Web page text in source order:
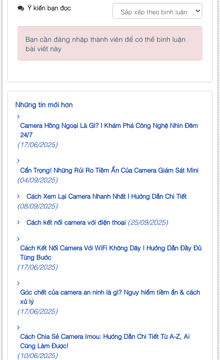
Ý kiến bạn đọc
Bạn cần đăng nhập thành viên để có thể bình luận
bài viết này
Những tin mới hơn
Camera Hồng Ngoại Là Gì? | Khám Phá Công Nghệ Nhìn Đêm
24/7
(17/06/2025)
Cẩn Trọng! Những Rủi Ro Tiềm Ẩn Của Camera Giám Sát Mini
(04/09/2025)
Cách Xem Lại Camera Nhanh Nhất | Hướng Dẫn Chi Tiết
(08/09/2025)
Cách kết nối camera với điện thoại (25/09/2025)
Cách Kết Nối Camera Với WiFi Không Dây | Hướng Dẫn Đầy Đủ
Từng Bước
(17/06/2025)
Góc chết của camera an ninh là gì? Nguy hiểm tiềm ẩn & cách
xử lý
(17/06/2025)
Cách Chia Sẻ Camera Imou: Hướng Dẫn Chi Tiết Từ A-Z, Ai
Cũng Làm Được!
(10/06/2025)